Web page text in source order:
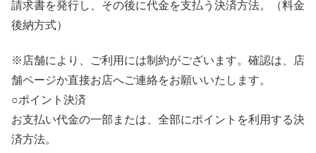
請求書を発行し、その後に代金を支払う決済方法。（料金
後納方式）
※店舗により、ご利用には制約がございます。確認は、店
舗ページか直接お店へご連絡をお願いいたします。
○ポイント決済
お支払い代金の一部または、全部にポイントを利用する決
済方法。